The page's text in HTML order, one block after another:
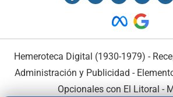
Hemeroteca Digital (1930-1979) -
Administración y Publicidad -
Opcionales con El Litoral -